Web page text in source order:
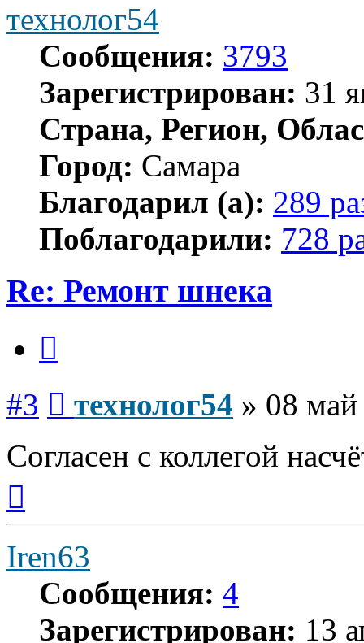
технолог54
Сообщения: 3793
Зарегистрирован: 31
Страна, Регион,
Город: Самара
Благодарил (а): 289
Поблагодарили: 728
Re: Ремонт шнека
#3 технолог54 » 08
Согласен с коллегой
началу
Iren63
Сообщения: 4
Зарегистрирован: 13